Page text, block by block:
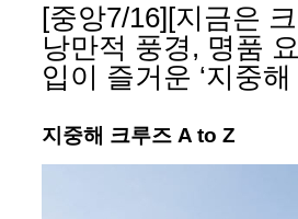
[중앙7/16][지금은
낭만적 풍경, 명품
입이 즐거운 ‘지중해
지중해 크루즈 A to Z